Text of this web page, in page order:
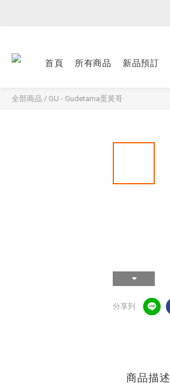
首頁 所有商品 新品預訂
全部商品 / GU - Gudetama蛋黃哥
分享到
商品描述